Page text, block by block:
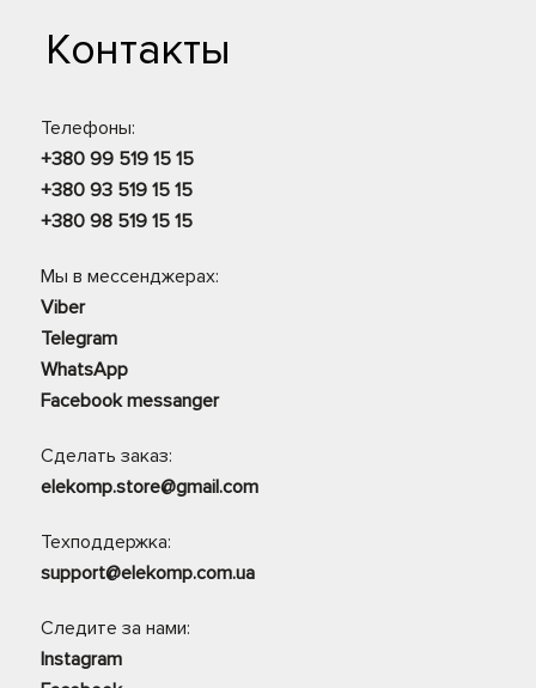
Контакты
Телефоны:
+380 99 519 15 15
+380 93 519 15 15
+380 98 519 15 15
Мы в мессенджерах:
Viber
Telegram
WhatsApp
Facebook messanger
Сделать заказ:
elekomp.store@gmail.com
Техподдержка:
support@elekomp.com.ua
Следите за нами:
Instagram